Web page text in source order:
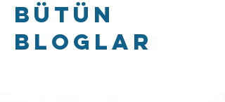
Bütün
Bloglar